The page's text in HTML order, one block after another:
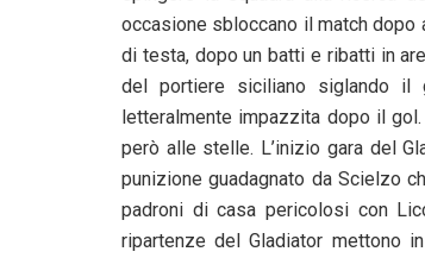
occasione sbloccano il match dopo
di testa, dopo un batti e ribatti in
del portiere siciliano siglando il
letteralmente impazzita dopo il
però alle stelle. L’inizio gara del
punizione guadagnato da Scielzo
padroni di casa pericolosi con
ripartenze del Gladiator mettono